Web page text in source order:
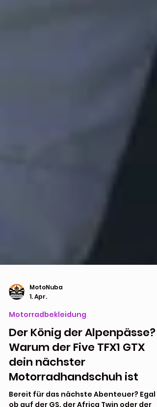
MotoNuba
1. Apr.
Motorradbekleidung
Der König der Alpenpässe?
Warum der Five TFX1 GTX
dein nächster